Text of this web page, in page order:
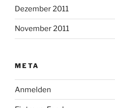
Dezember 2011
November 2011
META
Anmelden